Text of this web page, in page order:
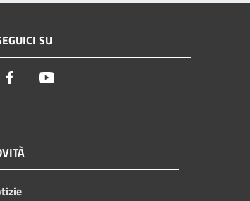
SU
Facebook